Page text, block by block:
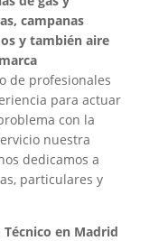
campanas
y también aire
de profesionales
para actuar
con la
nuestra
dedicamos a
particulares y
en Madrid